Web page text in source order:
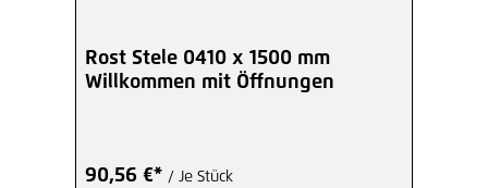
Rost Stele 0410 x 1500 mm
Willkommen mit Öffnungen
90,56 €* / Je Stück